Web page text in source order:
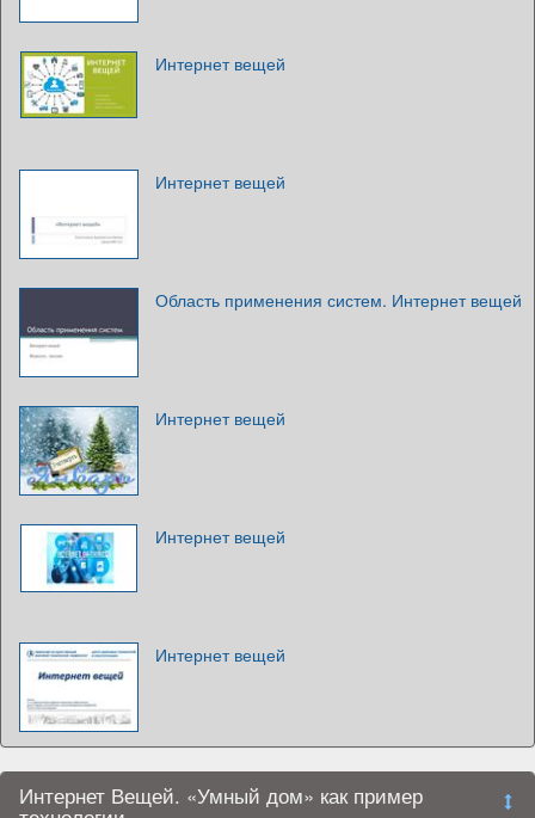
Интернет вещей
Интернет вещей
Область применения систем. Интернет вещей
Интернет вещей
Интернет вещей
Интернет вещей
Интернет Вещей. «Умный дом» как пример